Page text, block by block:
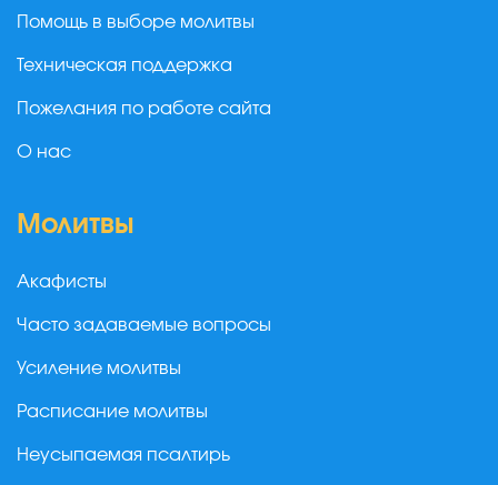
Помощь в выборе молитвы
Техническая поддержка
Пожелания по работе сайта
О нас
Молитвы
Акафисты
Часто задаваемые вопросы
Усиление молитвы
Расписание молитвы
Неусыпаемая псалтирь